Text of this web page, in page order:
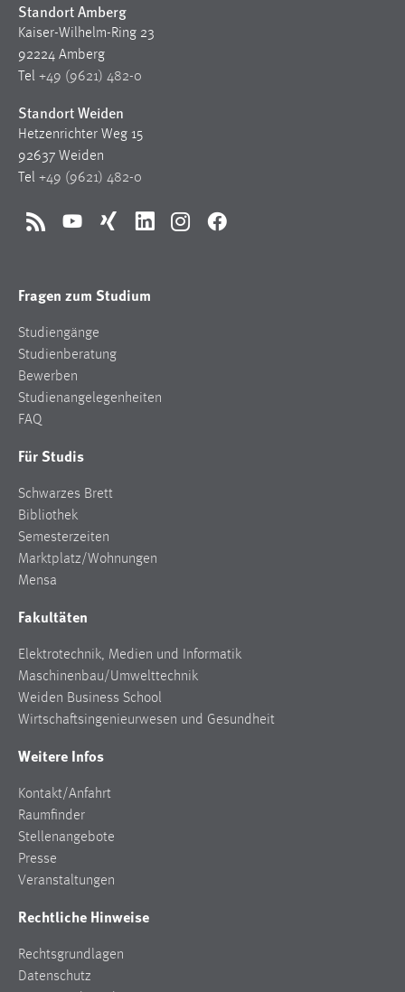
Standort Amberg
Kaiser-Wilhelm-Ring 23
92224 Amberg
Tel +49 (9621) 482-0
Standort Weiden
Hetzenrichter Weg 15
92637 Weiden
Tel +49 (9621) 482-0
RSS YouTubeXing LinkedInInstagramFacebook
Fragen zum Studium
Studiengänge
Studienberatung
Bewerben
Studienangelegenheiten
FAQ
Für Studis
Schwarzes Brett
Bibliothek
Semesterzeiten
Marktplatz/Wohnungen
Mensa
Fakultäten
Elektrotechnik, Medien und Informatik
Maschinenbau/Umwelttechnik
Weiden Business School
Wirtschaftsingenieurwesen und Gesundheit
Weitere Infos
Kontakt/Anfahrt
Raumfinder
Stellenangebote
Presse
Veranstaltungen
Rechtliche Hinweise
Rechtsgrundlagen
Datenschutz
Google Ads
Name:
Anbieter:
Google Ireland Limited
Zweck:
Cookie Laufzeit:
Facebook Pixel
Name:
_fbp
Anbieter:
Zweck:
Cookie Laufzeit:
3 Monate
Um Inhalte von Videoplattformen und Social Media
Plattformen anzeigen zu können, werden von diesen
externen Medien Cookies gesetzt.
YouTube
Vimeo